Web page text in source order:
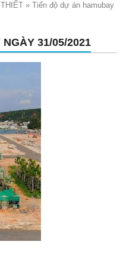
» Tiến độ dự án hamubay
31/05/2021